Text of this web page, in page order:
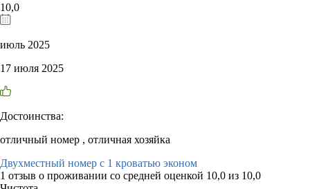
10,0
июль 2025
17 июля 2025
Достоинства:
отличный номер , отличная хозяйка
Двухместный номер с 1 кроватью эконом
1 отзыв о проживании со средней оценкой 10,0 из 10,0